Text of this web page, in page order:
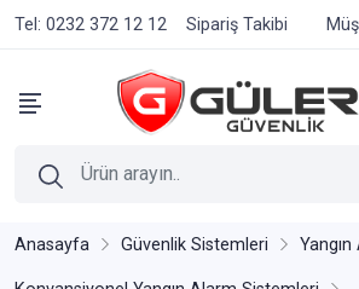
Tel: 0232 372 12 12 Sipariş Takibi
Anasayfa Güvenlik Sistemleri